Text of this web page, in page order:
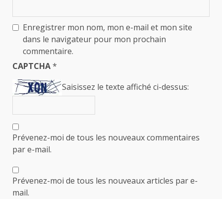
Enregistrer mon nom, mon e-mail et mon site
dans le navigateur pour mon prochain
commentaire.
CAPTCHA*
Saisissez le texte affiché ci-dessus:
Prévenez-moi de tous les nouveaux commentaires
par e-mail.
Prévenez-moi de tous les nouveaux articles par e-
mail.